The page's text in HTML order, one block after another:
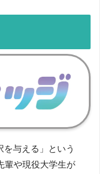
を与える」という
輩や現役大学生が